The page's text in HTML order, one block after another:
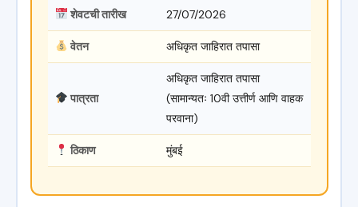
शेवटची तारीख 27/07/2026
वेतन अधिकृत जाहिरात तपासा
पात्रता
अधिकृत जाहिरात तपासा
(सामान्यतः 10वी उत्तीर्ण आणि वाहक
परवाना)
ठिकाण मुंबई